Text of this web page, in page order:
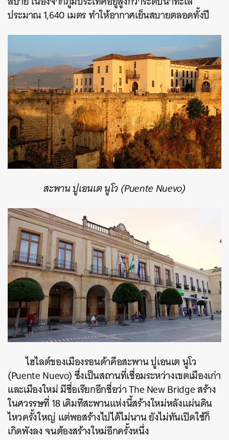
ประมาณ 1,640 เมตร ทำให้อากาศเย็นสบายตลอดทั้งปี
สะพาน ปูเอนเต นูโว (Puente Nuevo)
ไฮไลต์ของเมืองรอนด้าคือสะพาน ปูเอนเต นูโว
(Puente Nuevo) ซึ่งเป็นสถานที่เชื่อมระหว่างเขตเมืองเก่า
และเมืองใหม่ มีชื่อเรียกอีกชื่อว่า The New Bridge สร้าง
ในศวรรษที่ 18 เดิมทีสะพานแห่งนี้สร้างใหม่หลังแผ่นดิน
ไหวครั้งใหญ่ แต่พอสร้างไปได้ไม่นาน ยังไม่ทันเปิดใช้ก็
เกิดพังลง จนต้องสร้างใหม่อีกครั้งหนึ่ง